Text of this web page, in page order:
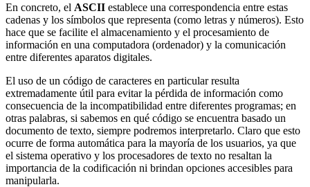
En concreto, el ASCII establece una correspondencia entre estas
cadenas y los símbolos que representa (como letras y números). Esto
hace que se facilite el almacenamiento y el procesamiento de
información en una computadora (ordenador) y la comunicación
entre diferentes aparatos digitales.
El uso de un código de caracteres en particular resulta
extremadamente útil para evitar la pérdida de información como
consecuencia de la incompatibilidad entre diferentes programas; en
otras palabras, si sabemos en qué código se encuentra basado un
documento de texto, siempre podremos interpretarlo. Claro que esto
ocurre de forma automática para la mayoría de los usuarios, ya que
el sistema operativo y los procesadores de texto no resaltan la
importancia de la codificación ni brindan opciones accesibles para
manipularla.